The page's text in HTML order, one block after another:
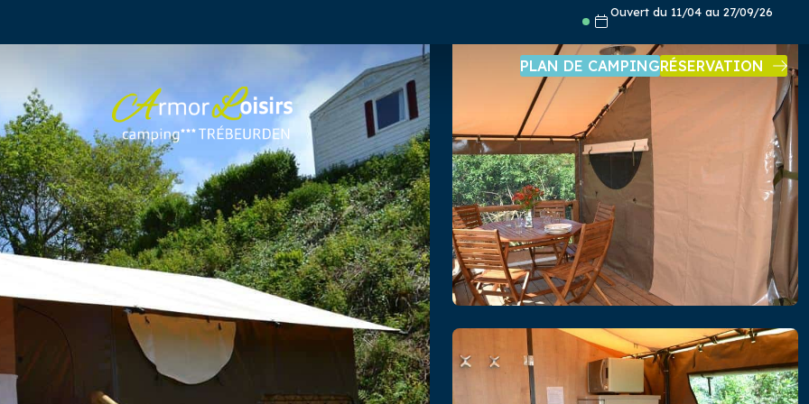
Ouvert du 11/04 au 27/09/26
PLAN DE CAMPINGRÉSERVATION